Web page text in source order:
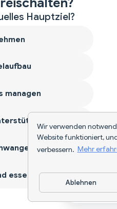
Wir verwenden
Website funktioniert,
verbessern. Mehr
Ablehnen
App
Hauptziel?
managen
essen